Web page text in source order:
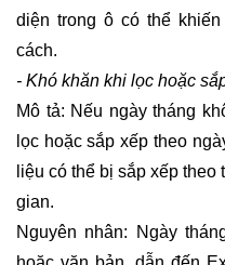
diện trong ô có thể
cách.
- Khó khăn khi lọc hoặc
Mô tả: Nếu ngày tháng
lọc hoặc sắp xếp theo
liệu có thể bị sắp xếp
gian.
Nguyên nhân: Ngày